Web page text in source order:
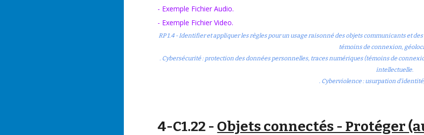
- Exemple Fichier Audio.
- Exemple Fichier Video.
RP 1.4 - Identifier et appliquer les règles pour un usage raisonné des objets communicants et
témoins de connexion,
. Cybersécurité : protection des données personnelles, traces numériques (témoins de
intellectuelle.
. Cyberviolence : usurpation
4-C1.22 - Objets connectés - Protéger